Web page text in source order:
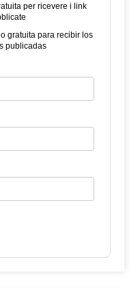
per ricevere i link
gratuita para recibir los
publicadas